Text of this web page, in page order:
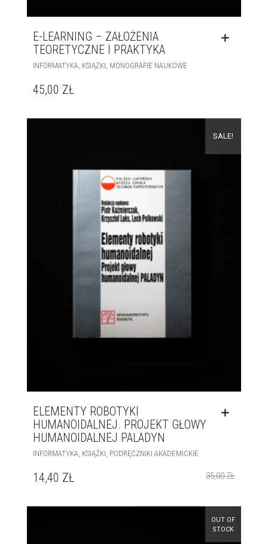
E-LEARNING – ZAŁOŻENIA
TEORETYCZNE I PRAKTYKA
INFORMATYKA KSIĄŻKI MONOGRAFIE NAUKOWE
45,00 ZŁ
SALE!
ELEMENTY ROBOTYKI
HUMANOIDALNEJ. PROJEKT GŁOWY
HUMANOIDALNEJ PALADYN
INFORMATYKA, KSIĄŻKI, PODRĘCZNIKI AKADEMICKIE
35,00ZŁ
14,40 ZŁ
OUT OF
STOCK